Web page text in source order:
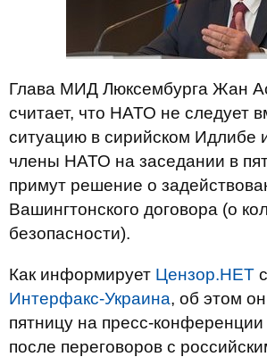
Глава МИД Люксембурга Жан
считает, что НАТО не следует
ситуацию в сирийском Идлибе
члены НАТО на заседании в
примут решение о
Вашингтонского договора (о
безопасности).
Как информирует Цензор.НЕТ
Интерфакс-Украина, об этом
пятницу на пресс-
после переговоров с